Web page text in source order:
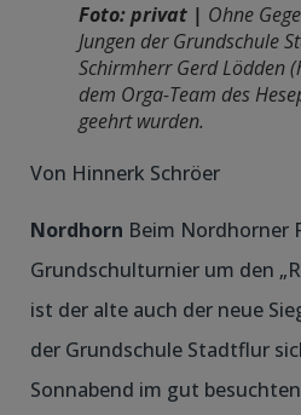
Foto: privat | Ohne
Jungen der Grundschule
Schirmherr Gerd Lödden
dem Orga-Team des
geehrt wurden.
Von Hinnerk Schröer
Nordhorn Beim Nordhorner
Grundschulturnier um den
ist der alte auch der neue
der Grundschule Stadtflur
Sonnabend im gut